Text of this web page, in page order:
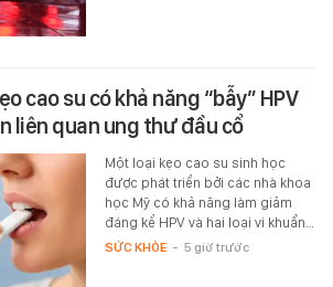
cao su có khả năng “bẫy” HPV
liên quan ung thư đầu cổ
Một loại kẹo cao su sinh học
được phát triển bởi các nhà khoa
học Mỹ có khả năng làm giảm
đáng kể HPV và hai loại vi khuẩn…
SỨC KHỎE - 5 giờ trước